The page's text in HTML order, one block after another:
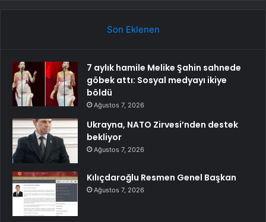
Son Eklenen
7 aylık hamile Melike Şahin sahnede
göbek attı: Sosyal medyayı ikiye
böldü
Ağustos 7, 2026
Ukrayna, NATO Zirvesi’nden destek
bekliyor
Ağustos 7, 2026
Kılıçdaroğlu Resmen Genel Başkan
Ağustos 7, 2026